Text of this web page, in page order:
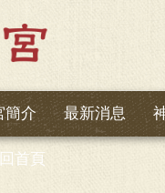
簡介 最新消息
回首頁